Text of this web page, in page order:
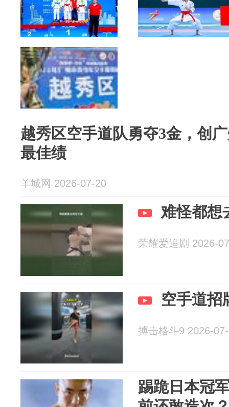
越秀区空手道队勇夺3金，创
最佳绩
羊城网 2026-07-20
难怪都想
荣耀爱追剧 2026-
空手道招
搏击格斗9 2026-
踢跪日本冠